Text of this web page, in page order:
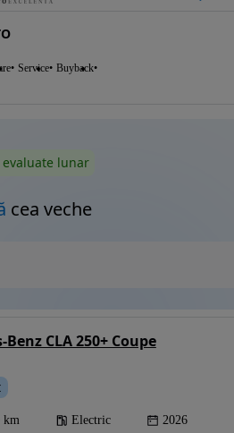
Service Buyback
lunar
cea veche
Benz CLA 250+ Coupe
km Electric 2026